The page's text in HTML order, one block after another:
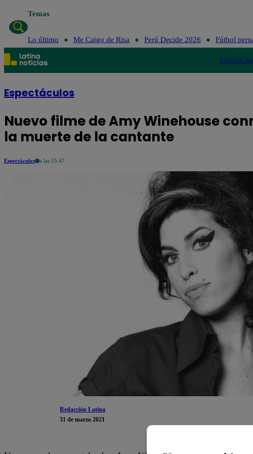
Temas
Lo último Me Caigo de Risa Perú Decide 2026 Fútbol
Política
Espectáculos
Nuevo filme de Amy Winehouse
la muerte de la cantante
Espectáculos a las 15:47
Redacción Latina
31 de marzo 2021